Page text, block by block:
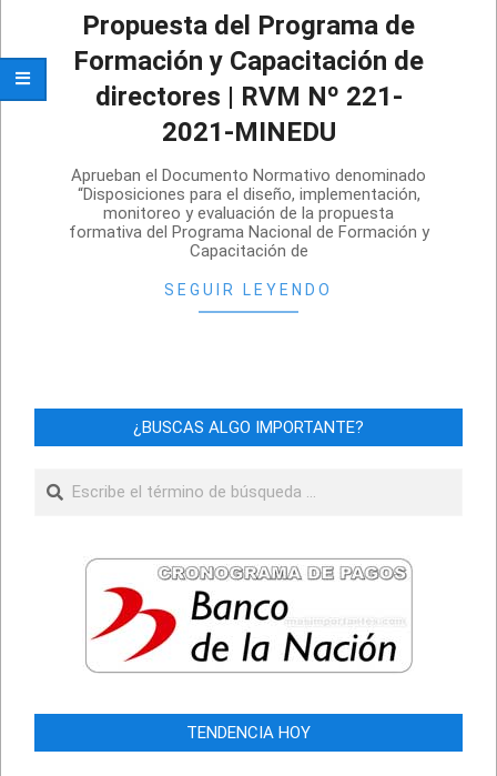
Propuesta del Programa de
Formación y Capacitación de
directores | RVM Nº 221-
2021-MINEDU
07-
Aprueban el Documento Normativo denominado
“Disposiciones para el diseño, implementación,
monitoreo y evaluación de la propuesta
formativa del Programa Nacional de Formación y
Capacitación de
SEGUIR LEYENDO
¿BUSCAS ALGO IMPORTANTE?
Buscar
TENDENCIA HOY